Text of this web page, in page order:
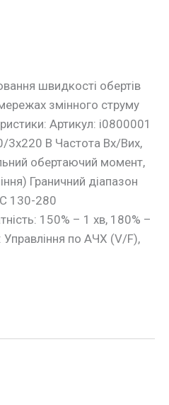
швидкості обертів
змінного струму
Артикул: i0800001
3х220 В Частота Вх/Вих,
обертаючий момент,
Граничний діапазон
130-280
150% – 1 хв, 180% –
по АЧХ (V/F),